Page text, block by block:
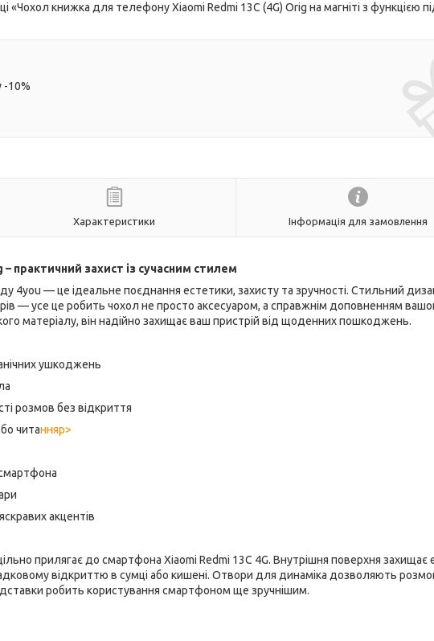
книжка для телефону Xiaomi Redmi 13C (4G) Orig на магніті з функцією
-10%
Характеристики Інформація для замовлення
практичний захист із сучасним стилем
4you — це ідеальне поєднання естетики, захисту та зручності. Стильний
— усе це робить чохол не просто аксесуаром, а справжнім доповненням
матеріалу, він надійно захищає ваш пристрій від щоденних пошкоджень.
ушкоджень
розмов без відкриття
читанняp>
акцентів
прилягає до смартфона Xiaomi Redmi 13C 4G. Внутрішня поверхня захищає
відкриттю в сумці або кишені. Отвори для динаміка дозволяють
робить користування смартфоном ще зручнішим.